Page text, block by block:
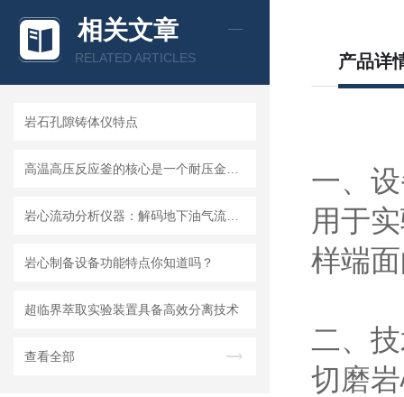
相关文章
RELATED ARTICLES
岩石孔隙铸体仪特点
岩心制备设备功能特点你知道吗？
超临界萃取实验装置具备高效分离技术
查看全部
产品详
一、
用于
样端
二、
切磨